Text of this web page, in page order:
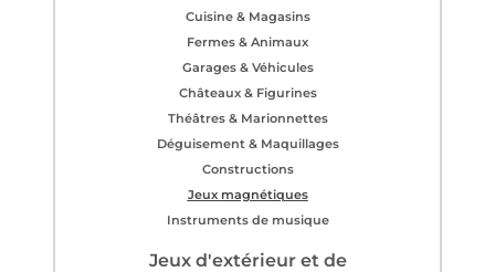
Cuisine & Magasins
Fermes & Animaux
Garages & Véhicules
Châteaux & Figurines
Théâtres & Marionnettes
Déguisement & Maquillages
Constructions
Jeux magnétiques
Instruments de musique
Jeux d'extérieur et de